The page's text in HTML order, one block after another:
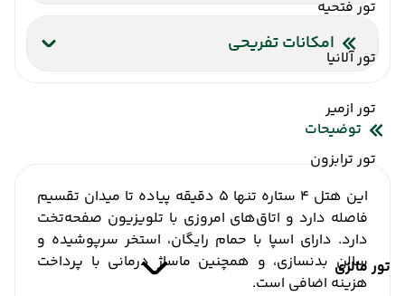
تور فتحیه
تور آلانیا
تور ازمیر
تور ترابزون
تور مالزی
اینترنت بیسیم رایگان در لابی
اینترنت بیسیم رایگان در اتاقها
امکانات تفریحی
سالن ماساژ
توضیحات
این هتل 4 ستاره تنها 5 دقیقه پیاده تا میدان تقسیم
فاصله دارد و اتاق‌های امروزی با تلویزیون صفحه‌تخت
دارد. دارای اسپا با حمام رایگان، استخر سرپوشیده و
سالن بدنسازی، و همچنین ماساژ درمانی با پرداخت
هزینه اضافی است.